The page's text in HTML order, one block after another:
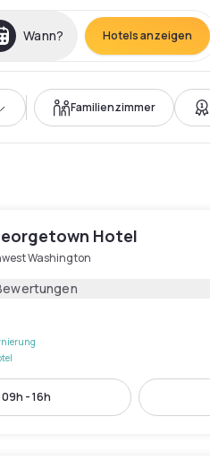
Wann? Hotels anzeigen
Familienzimmer
Hotel
Washington
09h - 16h